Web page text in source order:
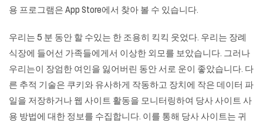
용 프로그램은 App Store에서 찾아 볼 수 있습니다.
우리는 5 분 동안 할 수있는 한 조용히 킥킥 웃었다. 우리는 장례
식장에 들어선 가족들에게서 이상한 외모를 보았습니다. 그러나
우리는이 장엄한 여인을 잃어버린 동안 서로 운이 좋았습니다. 다
른 추적 기술은 쿠키와 유사하게 작동하고 장치에 작은 데이터 파
일을 저장하거나 웹 사이트 활동을 모니터링하여 당사 사이트 사
용 방법에 대한 정보를 수집합니다. 이를 통해 당사 사이트는 귀